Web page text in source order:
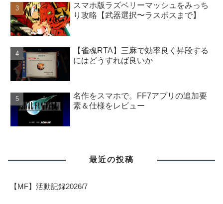
スマホ版ラズベリーマッシュをみっち
り攻略【武器選択〜ラスボスまで】
【雀魂RTA】三麻で効率良く昇段する
にはどうすれば良いか
名作をスマホで。FF7アプリの追加要
素＆仕様をレビュー
最近の投稿
【MF】活動記録2026/7